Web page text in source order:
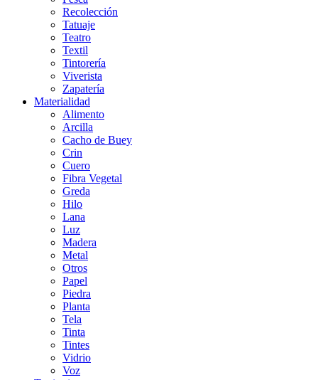
Recolección
Tatuaje
Teatro
Textil
Tintorería
Viverista
Zapatería
Materialidad
Alimento
Arcilla
Cacho de Buey
Crin
Cuero
Fibra Vegetal
Greda
Hilo
Lana
Luz
Madera
Metal
Otros
Papel
Piedra
Planta
Tela
Tinta
Tintes
Vidrio
Voz